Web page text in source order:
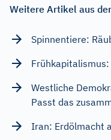
Weitere Artikel aus
Spinnentiere:
Westliche
Passt das
Iran: Erdölmacht